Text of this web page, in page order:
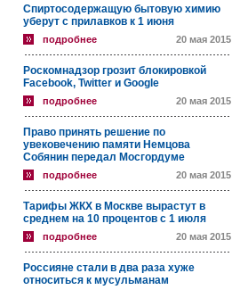
Спиртосодержащую бытовую химию
уберут с прилавков к 1 июня
подробнее 20 мая 2015
Роскомнадзор грозит блокировкой
Facebook, Twitter и Google
подробнее 20 мая 2015
Право принять решение по
увековечению памяти Немцова
Собянин передал Мосгордуме
подробнее 20 мая 2015
Тарифы ЖКХ в Москве вырастут в
среднем на 10 процентов с 1 июля
подробнее 20 мая 2015
Россияне стали в два раза хуже
относиться к мусульманам